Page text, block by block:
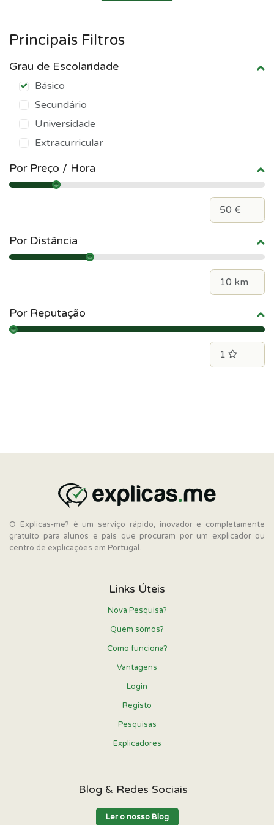
Principais Filtros
Grau de Escolaridade
Básico
Secundário
Universidade
Extracurricular
Por Preço / Hora
Por Distância
Por Reputação
O Explicas-me? é um serviço rápido, inovador e completamente
gratuito para alunos e pais que procuram por um explicador ou
centro de explicações em Portugal.
Links Úteis
Nova Pesquisa?
Quem somos?
Como funciona?
Vantagens
Login
Registo
Pesquisas
Explicadores
Blog & Redes Sociais
Ler o nosso Blog